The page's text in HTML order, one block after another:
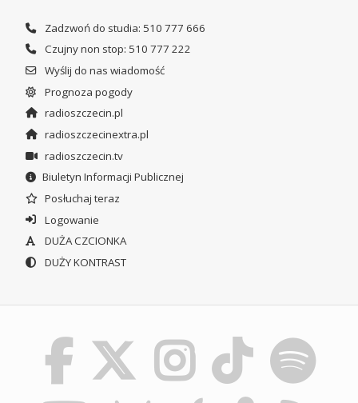
Zadzwoń do studia: 510 777 666
Czujny non stop: 510 777 222
Wyślij do nas wiadomość
Prognoza pogody
radioszczecin.pl
radioszczecinextra.pl
radioszczecin.tv
Biuletyn Informacji Publicznej
Posłuchaj teraz
Logowanie
DUŻA CZCIONKA
DUŻY KONTRAST